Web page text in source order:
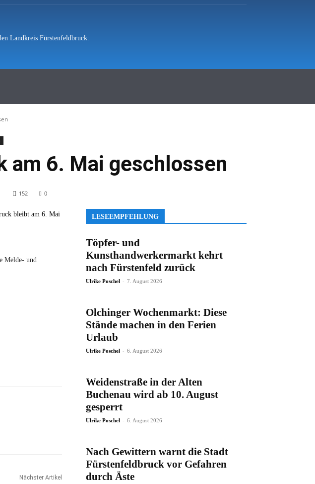
Landkreis Fürstenfeldbruck.
am 6. Mai geschlossen
152 0
Melde- und
Nächster Artikel
LESEEMPFEHLUNG
Töpfer- und
Kunsthandwerkermarkt kehrt
nach Fürstenfeld zurück
Ulrike Poschel - 7. August 2026
Olchinger Wochenmarkt: Diese
Stände machen in den Ferien
Urlaub
Ulrike Poschel - 6. August 2026
Weidenstraße in der Alten
Buchenau wird ab 10. August
gesperrt
Ulrike Poschel - 6. August 2026
Nach Gewittern warnt die Stadt
Fürstenfeldbruck vor Gefahren
durch Äste